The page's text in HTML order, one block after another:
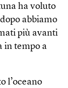
ha voluto
abbiamo
più avanti
in tempo a
l’oceano